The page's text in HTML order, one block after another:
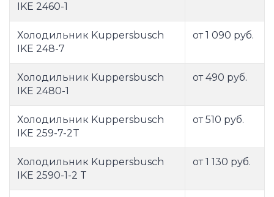
IKE 2460-1
Холодильник Kuppersbusch
IKE 248-7
от 1 090 руб.
Холодильник Kuppersbusch
IKE 2480-1
от 490 руб.
Холодильник Kuppersbusch
IKE 259-7-2T
от 510 руб.
Холодильник Kuppersbusch
IKE 2590-1-2 T
от 1 130 руб.